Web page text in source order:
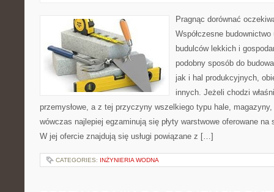
Pragnąc dorównać
Współczesne
budulców lekkich i
podobny sposób do
jak i hal produkcyjnych,
innych. Jeżeli chodzi
przemysłowe, a z tej przyczyny wszelkiego typu hale,
wówczas najlepiej egzaminują się płyty warstwowe oferowane
W jej ofercie znajdują się usługi powiązane z […]
CATEGORIES: INŻYNIERIA WODNA